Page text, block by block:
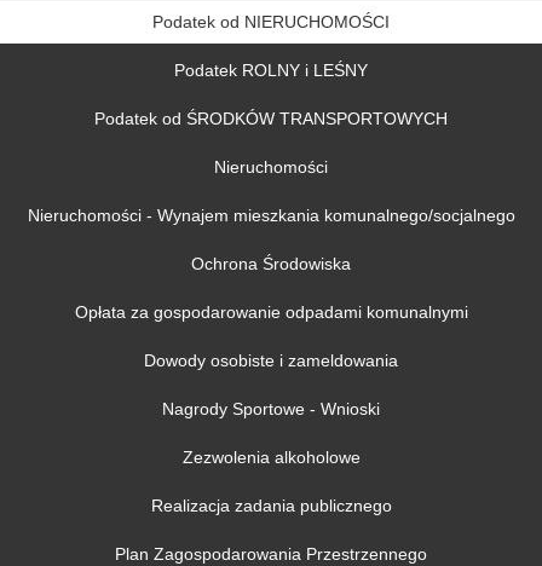
Podatek od NIERUCHOMOŚCI
Podatek ROLNY i LEŚNY
Podatek od ŚRODKÓW TRANSPORTOWYCH
Nieruchomości
Nieruchomości - Wynajem mieszkania komunalnego/socjalnego
Ochrona Środowiska
Opłata za gospodarowanie odpadami komunalnymi
Dowody osobiste i zameldowania
Nagrody Sportowe - Wnioski
Zezwolenia alkoholowe
Realizacja zadania publicznego
Plan Zagospodarowania Przestrzennego